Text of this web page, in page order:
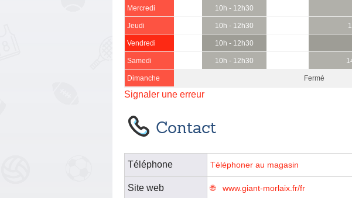
Mercredi 10h - 12h30
Jeudi 10h - 12h30
Vendredi 10h - 12h30
Samedi 10h - 12h30
Dimanche Fermé
Signaler une erreur
Contact
Téléphone Téléphoner au magasin
Site web www.giant-morlaix.fr/fr